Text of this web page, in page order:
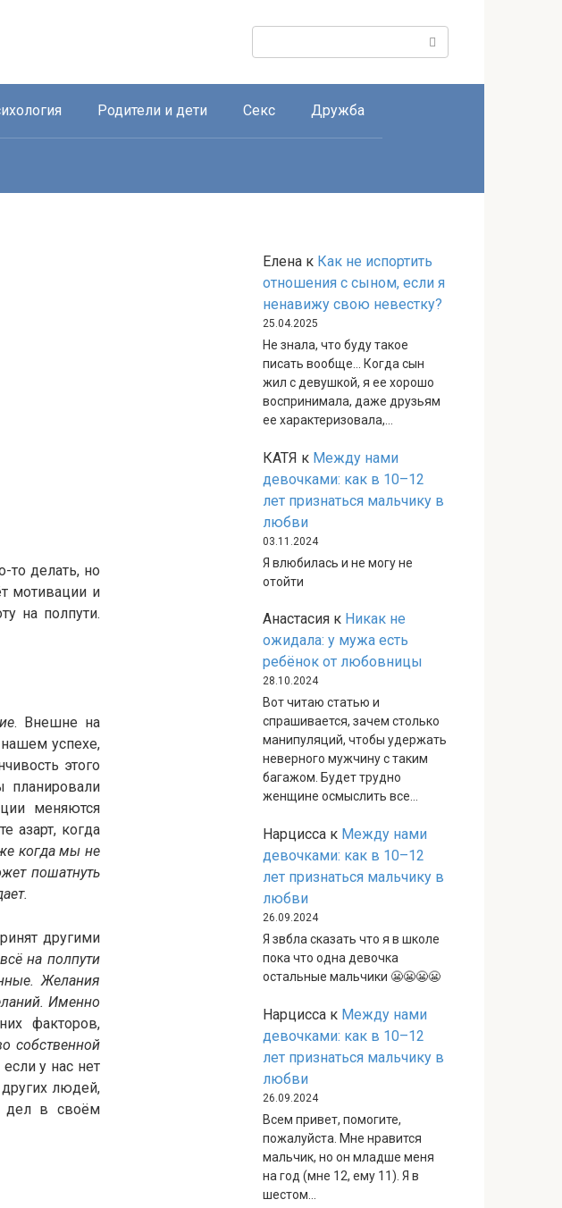
Родители и дети Секс Дружба
то делать, но
мотивации и
на полпути.
. Внешне на
успехе,
этого
меняются
азарт, когда
когда мы не
пошатнуть
другими
на полпути
Желания
Именно
факторов,
собственной
у нас нет
людей,
дел в своём
Елена к Как не испортить
отношения с сыном, если я
ненавижу свою невестку?
25.04.2025
Не знала, что буду такое
писать вообще… Когда сын
жил с девушкой, я ее хорошо
воспринимала, даже друзьям
ее характеризовала,…
КАТЯ к Между нами
девочками: как в 10–12
лет признаться мальчику в
любви
03.11.2024
Я влюбилась и не могу не
отойти
Анастасия к Никак не
ожидала: у мужа есть
ребёнок от любовницы
28.10.2024
Вот читаю статью и
спрашивается, зачем столько
манипуляций, чтобы удержать
неверного мужчину с таким
багажом. Будет трудно
женщине осмыслить все…
Нарцисса к Между нами
девочками: как в 10–12
лет признаться мальчику в
любви
26.09.2024
Я звбла сказать что я в школе
пока что одна девочка
остальные мальчики 😬😬😬😬
Нарцисса к Между нами
девочками: как в 10–12
лет признаться мальчику в
любви
26.09.2024
Всем привет, помогите,
пожалуйста. Мне нравится
мальчик, но он младше меня
на год (мне 12, ему 11). Я в
шестом…